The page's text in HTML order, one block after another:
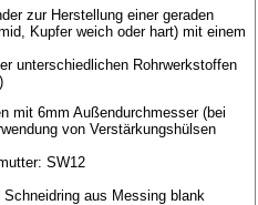
zur Herstellung einer geraden
Kupfer weich oder hart) mit einem
unterschiedlichen Rohrwerkstoffen
mit 6mm Außendurchmesser (bei
von Verstärkungshülsen
SW12
aus Messing blank